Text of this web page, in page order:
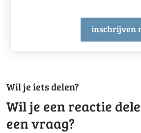
inschrijven
Wil je iets delen?
Wil je een reactie
een vraag?